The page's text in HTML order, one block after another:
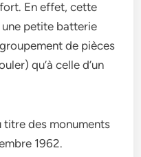
En effet, cette
petite batterie
de pièces
qu’à celle d’un
titre des monuments
1962.